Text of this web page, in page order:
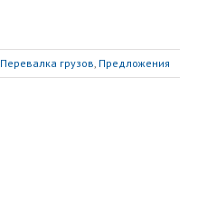
Перевалка грузов Предложения